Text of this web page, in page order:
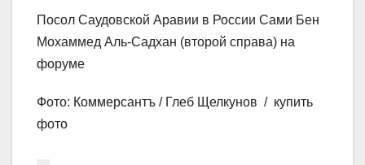
Посол Саудовской Аравии в России Сами Бен
Мохаммед Аль-Садхан (второй справа) на
форуме
Фото: Коммерсантъ / Глеб Щелкунов / купить
фото